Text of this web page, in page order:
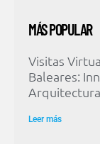
MÁS POPULAR
Visitas
Baleares:
Leer más